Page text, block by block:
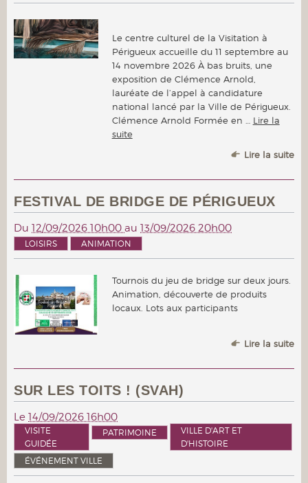
Le centre culturel de la Visitation à
Périgueux accueille du 11 septembre au
14 novembre 2026 À bas bruits, une
exposition de Clémence Arnold,
lauréate de l’appel à candidature
national lancé par la Ville de Périgueux.
Clémence Arnold Formée en … Lire la
suite
Lire la suite
FESTIVAL DE BRIDGE DE PÉRIGUEUX
Du 12/09/2026 10h00 au 13/09/2026 20h00
LOISIRS ANIMATION
Tournois du jeu de bridge sur deux jours.
Animation, découverte de produits
locaux. Lots aux participants
Lire la suite
SUR LES TOITS ! (SVAH)
Le 14/09/2026 16h00
VISITE
GUIDÉE
PATRIMOINE
VILLE D'ART ET
D'HISTOIRE
ÉVÉNEMENT VILLE